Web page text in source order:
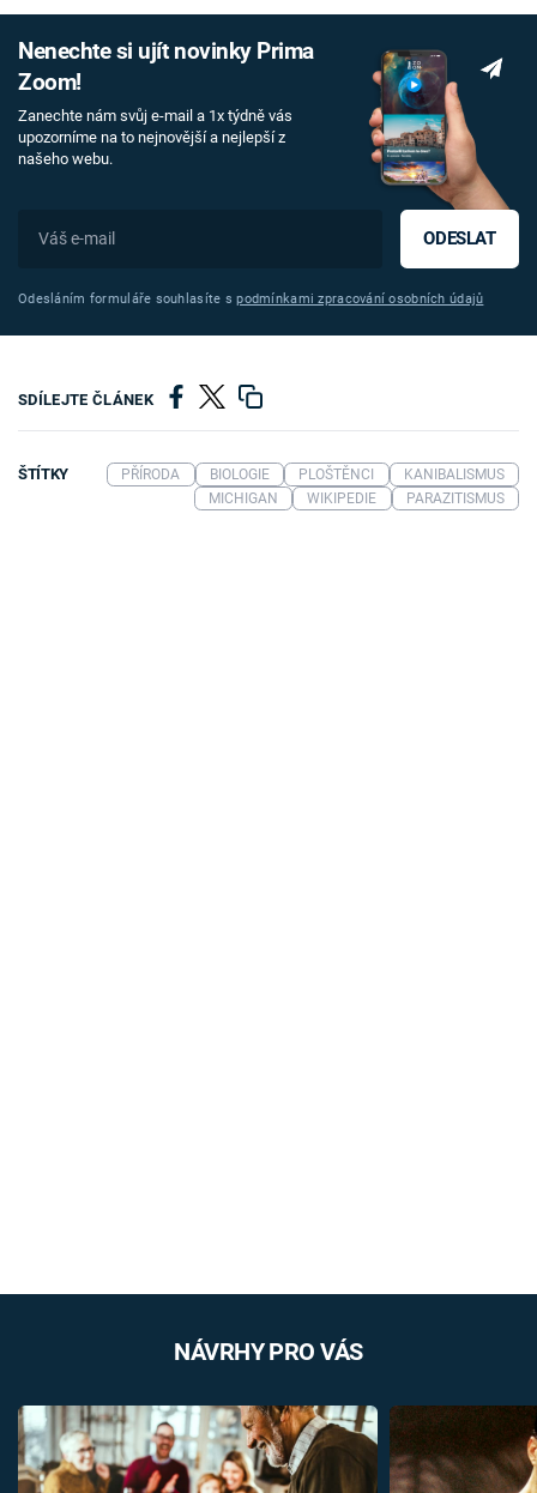
Nenechte si ujít novinky Prima
Zoom!
Zanechte nám svůj e-mail a 1x týdně vás
upozorníme na to nejnovější a nejlepší z
našeho webu.
ODESLAT
Odesláním formuláře souhlasíte spodmínkami zpracování osobních údajů
SDÍLEJTE ČLÁNEK
ŠTÍTKY PŘÍRODA BIOLOGIE PLOŠTĚNCI
KANIBALISMUS
MICHIGAN
WIKIPEDIE PARAZITISMUS
NÁVRHY PRO VÁS